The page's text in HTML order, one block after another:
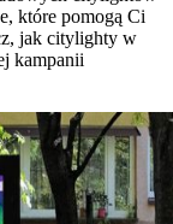
które pomogą Ci
jak citylighty w
kampanii